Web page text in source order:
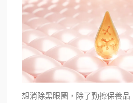
想消除黑眼圈，除了勤擦保養品